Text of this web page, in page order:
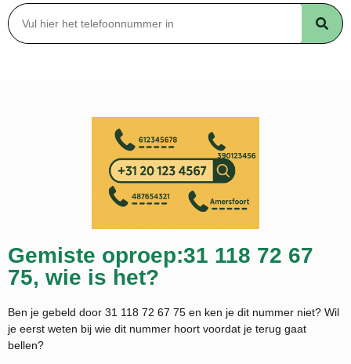
Gemiste oproep:31 118 72 67
75, wie is het?
Ben je gebeld door 31 118 72 67 75 en ken je dit nummer niet? Wil
je eerst weten bij wie dit nummer hoort voordat je terug gaat
bellen?